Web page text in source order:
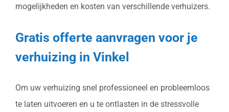
mogelijkheden en kosten van verschillende verhuizers.
Gratis offerte aanvragen voor je
verhuizing in Vinkel
Om uw verhuizing snel professioneel en probleemloos
te laten uitvoeren en u te ontlasten in de stressvolle